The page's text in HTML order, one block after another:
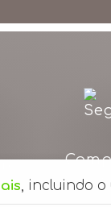
, incluindo o